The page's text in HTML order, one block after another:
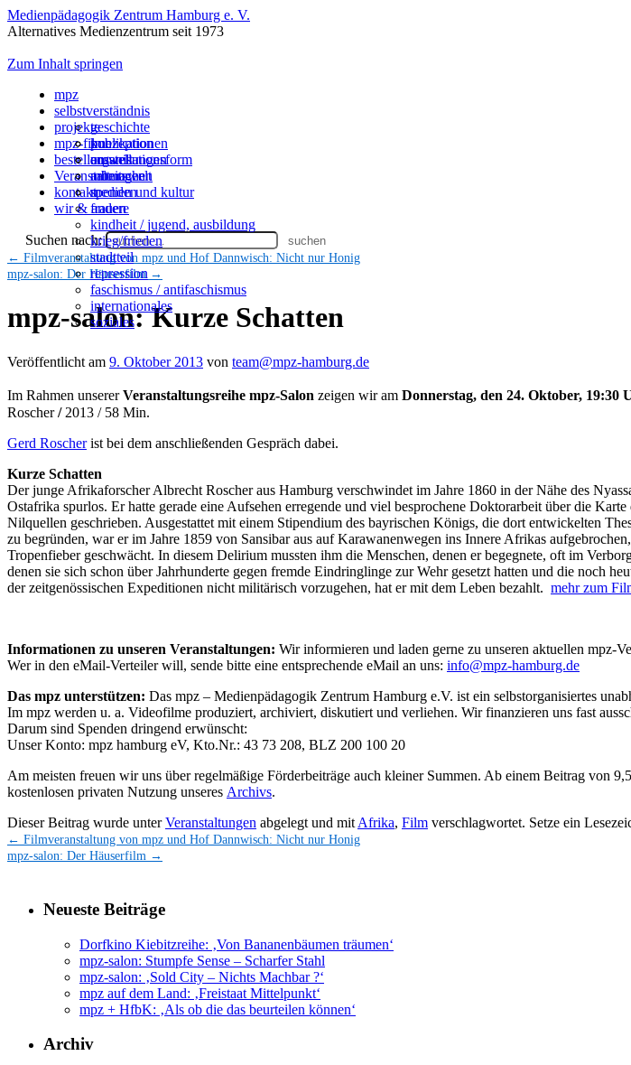
Medienpädagogik Zentrum Hamburg e. V.
Alternatives Medienzentrum seit 1973
Zum Inhalt springen
mpz
selbstverständnis
geschichte
konzeption
organisationsform
mitmachen
spenden
projekte
publikationen
ausstellungen
mpz-filme
umwelt
arbeitswelt
medien und kultur
frauen
kindheit / jugend, ausbildung
krieg/frieden
stadtteil
repression
faschismus / antifaschismus
internationales
soziales
bestellen
Veranstaltungen
kontakt
wir & andere
Suchen nach:
← Filmveranstaltung von mpz und Hof Dannwisch: Nicht nur Honig
mpz-salon: Der Häuserfilm →
mpz-salon: Kurze Schatten
Veröffentlicht am 9. Oktober 2013 von team@mpz-hamburg.de
Im Rahmen unsererVeranstaltungsreihe mpz-Salon zeigen wir am Donnerstag, den 24. Oktober, 19:30
Roscher/2013 / 58 Min.
Gerd Roscherist bei dem anschließenden Gespräch dabei.
Kurze Schatten
Der junge Afrikaforscher Albrecht Roscher aus Hamburg verschwindet im Jahre 1860 in der Nähe des
Ostafrika spurlos. Er hatte gerade eine Aufsehen erregende und viel besprochene Doktorarbeit über die
Nilquellen geschrieben. Ausgestattet mit einem Stipendium des bayrischen Königs, die dort entwickelten
zu begründen, war er im Jahre 1859 von Sansibar aus auf Karawanenwegen ins Innere Afrikas
Tropenfieber geschwächt. In diesem Delirium mussten ihm die Menschen, denen er begegnete, oft im
denen sie sich schon über Jahrhunderte gegen fremde Eindringlinge zur Wehr gesetzt hatten und die noch
der zeitgenössischen Expeditionen nicht militärisch vorzugehen, hat er mit dem Leben bezahlt. mehr zum
Informationen zu unseren Veranstaltungen: Wir informieren und laden gerne zu unseren aktuellen mpz-
Wer in den eMail-Verteiler will, sende bitte eine entsprechende eMail an uns: info@mpz-hamburg.de
Das mpz unterstützen: Das mpz – Medienpädagogik Zentrum Hamburg e.V. ist ein selbstorganisiertes
Im mpz werden u. a. Videofilme produziert, archiviert, diskutiert und verliehen. Wir finanzieren uns fast
Darum sind Spenden dringend erwünscht:
Unser Konto: mpz hamburg eV, Kto.Nr.: 43 73 208, BLZ 200 100 20
Am meisten freuen wir uns über regelmäßige Förderbeiträge auch kleiner Summen. Ab einem Beitrag von
kostenlosen privaten Nutzung unseres Archivs.
Dieser Beitrag wurde unterVeranstaltungen abgelegt und mit Afrika, Film verschlagwortet. Setze ein
← Filmveranstaltung von mpz und Hof Dannwisch: Nicht nur Honig
mpz-salon: Der Häuserfilm →
Neueste Beiträge
Dorfkino Kiebitzreihe: ‚Von Bananenbäumen träumen‘
mpz-salon: Stumpfe Sense – Scharfer Stahl
mpz-salon: ‚Sold City – Nichts Machbar ?‘
mpz auf dem Land: ‚Freistaat Mittelpunkt‘
mpz + HfbK: ‚Als ob die das beurteilen können‘
Archiv